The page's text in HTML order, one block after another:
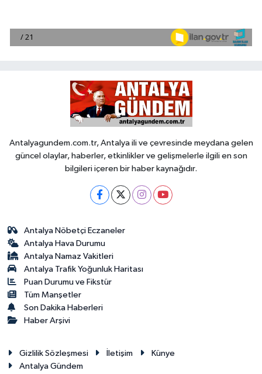
Antalyagundem.com.tr, Antalya ili ve çevresinde meydana gelen
güncel olaylar, haberler, etkinlikler ve gelişmelerle ilgili en son
bilgileri içeren bir haber kaynağıdır.
Antalya Nöbetçi Eczaneler
Antalya Hava Durumu
Antalya Namaz Vakitleri
Antalya Trafik Yoğunluk Haritası
Puan Durumu ve Fikstür
Tüm Manşetler
Son Dakika Haberleri
Haber Arşivi
Gizlilik Sözleşmesi İletişim
Künye
Antalya Gündem